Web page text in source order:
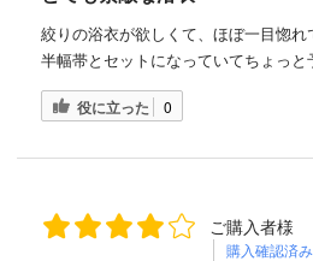
絞りの浴衣が欲しくて、ほぼ一目惚れ
半幅帯とセットになっていてちょっ
役に立った 0
ご購入者様
購入確認済み